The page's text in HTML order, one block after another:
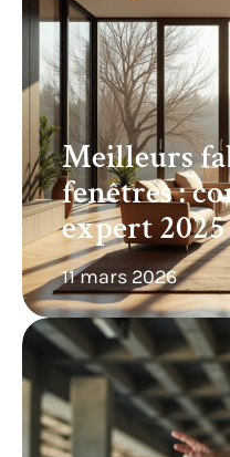
Meilleurs
fenêtres :
expert
11 mars 2026